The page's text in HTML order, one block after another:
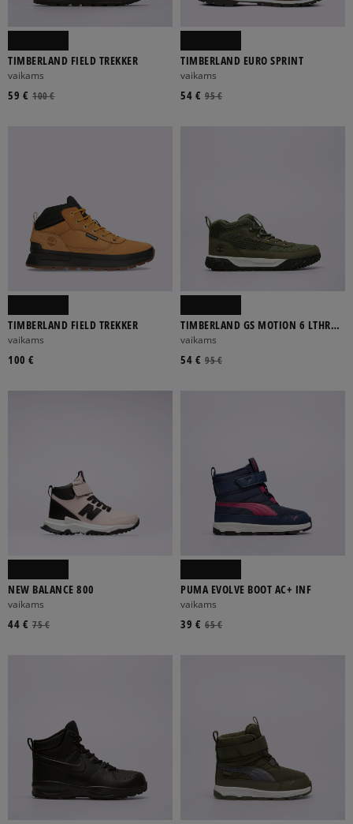
TIMBERLAND FIELD TREKKER
vaikams
100 €
59 €
TIMBERLAND EURO SPRINT
vaikams
95 €
54 €
TIMBERLAND FIELD TREKKER
vaikams
100 €
TIMBERLAND GS MOTION 6 LTHR
SUPER OX
vaikams
95 €
54 €
NEW BALANCE 800
vaikams
75 €
44 €
PUMA EVOLVE BOOT AC+ INF
vaikams
65 €
39 €